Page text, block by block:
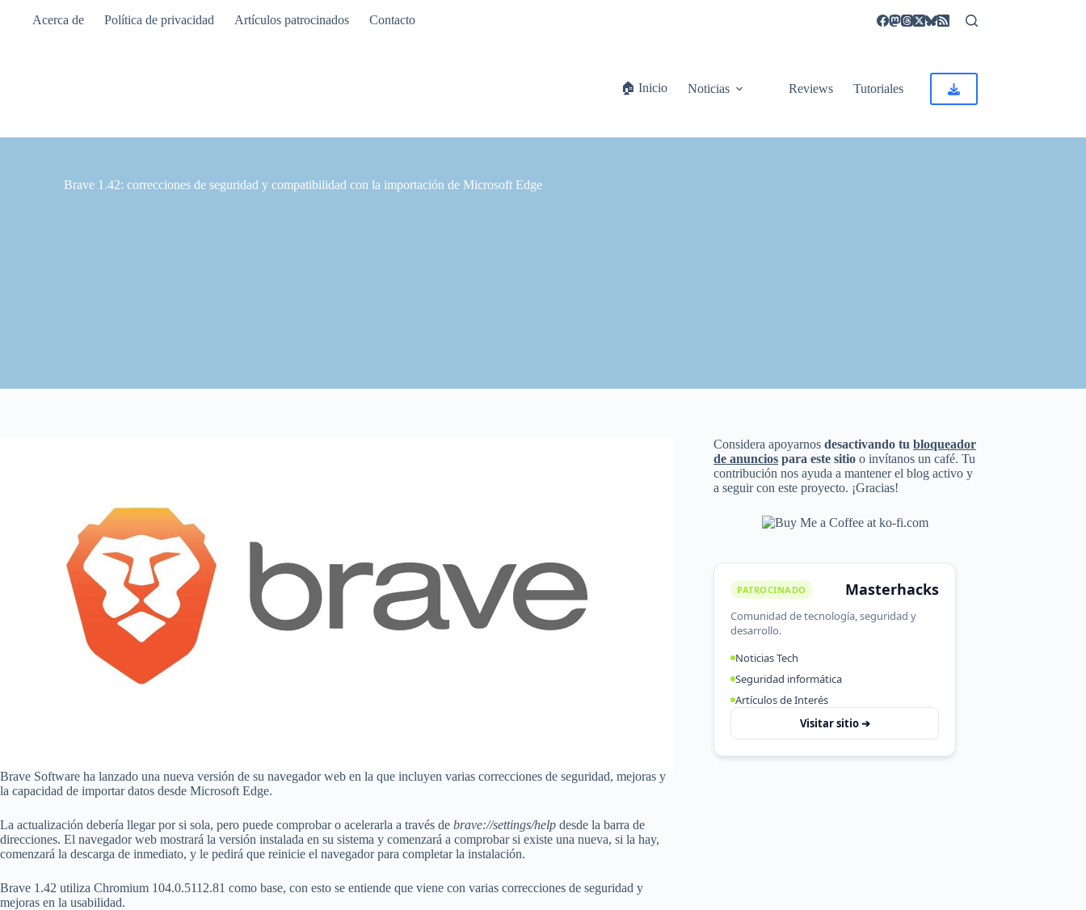
Acerca de Política de privacidad Artículos patrocinados Contacto
🏠 Inicio Noticias Reviews Tutoriales
Brave 1.42: correcciones de seguridad y compatibilidad con la importación de Microsoft Edge
Brave Software ha lanzado una nueva versión de su navegador web en la que incluyen varias correcciones de seguridad, mejoras y
la capacidad de importar datos desde Microsoft Edge.
La actualización debería llegar por si sola, pero puede comprobar o acelerarla a través de brave://settings/help desde la barra de
direcciones. El navegador web mostrará la versión instalada en su sistema y comenzará a comprobar si existe una nueva, si la hay,
comenzará la descarga de inmediato, y le pedirá que reinicie el navegador para completar la instalación.
Brave 1.42 utiliza Chromium 104.0.5112.81 como base, con esto se entiende que viene con varias correcciones de seguridad y
mejoras en la usabilidad.
Considera apoyarnosdesactivando tubloqueador
de anuncios para este sitio o invítanos un café. Tu
contribución nos ayuda a mantener el blog activo y
a seguir con este proyecto. ¡Gracias!
PATROCINADO Masterhacks
Comunidad de tecnología, seguridad y
desarrollo.
Noticias Tech
Seguridad informática
Artículos de Interés
Visitar sitio ➔